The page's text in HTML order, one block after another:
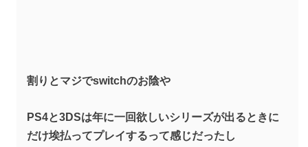
割りとマジでswitchのお陰や
PS4と3DSは年に一回欲しいシリーズが出るときに
だけ埃払ってプレイするって感じだったし